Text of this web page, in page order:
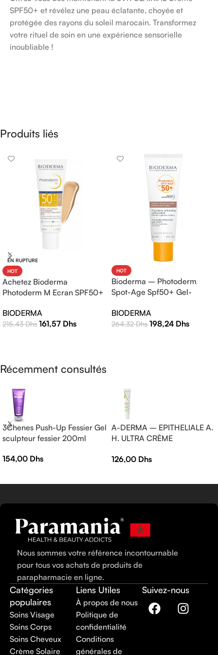
SPF50+ et révélez une peau éclatante, choyée et
protégée des rayons du soleil marocain. Transformez
votre rituel de soin en une expérience sensorielle
inoubliable !
Produits liés
EN RUPTURE
HOT
Achetez Bioderma
Photoderm M Ecran SPF50+
Protection Solaire Haute
Efficacité
BIODERMA
215,43Dhs 161,57 Dhs
HOT
Bioderma – Photoderm
Spot-Age Spf50+ Gel-
BIODERMA
264,32Dhs 198,24 Dhs
Récemment consultés
3Chenes Push-Up Fessier Gel
sculpteur fessier 200ml
154,00 Dhs
A-DERMA – EPITHELIALE A.
H. ULTRA CRÈME
— Crème réparatrice —
126,00 Dhs
Nous sommes votre référence incontournable
pour tous vos achats de produits de
parapharmacie en ligne.
Catégories
populaires
Soins Visage
Soins Corps
Soins Cheveux
Crème Solaire
Liens Utiles
À propos de nous
Politique de
confidentialité
Conditions
générales de
Suivez-nous